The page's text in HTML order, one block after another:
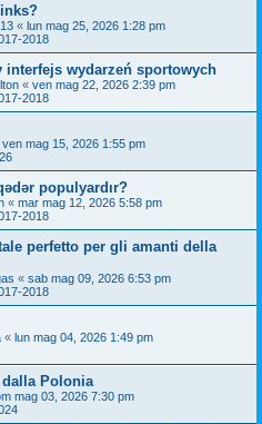
« lun mag 25, 2026 1:28 pm
2018
interfejs wydarzeń sportowych
« ven mag 22, 2026 2:39 pm
2018
ven mag 15, 2026 1:55 pm
populyardır?
« mar mag 12, 2026 5:58 pm
2018
perfetto per gli amanti della
« sab mag 09, 2026 6:53 pm
2018
« lun mag 04, 2026 1:49 pm
Polonia
mag 03, 2026 7:30 pm